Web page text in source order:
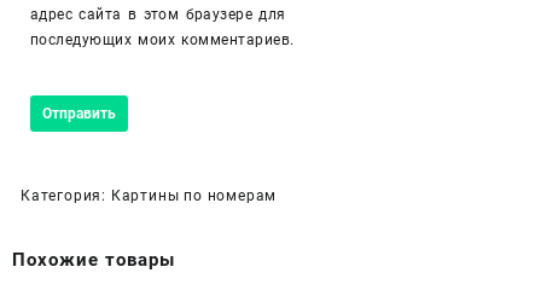
адрес сайта в этом браузере для
последующих моих комментариев.
Категория: Картины по номерам
Похожие товары